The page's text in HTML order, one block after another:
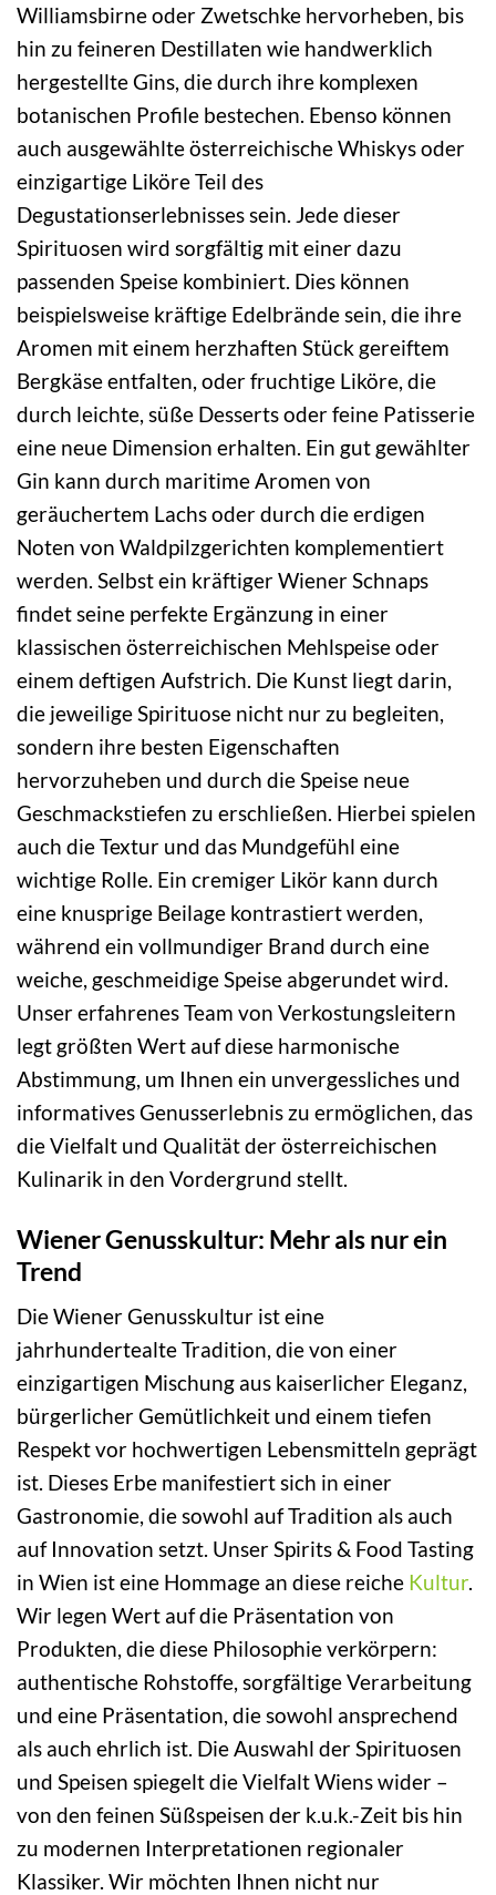
Williamsbirne oder Zwetschke hervorheben, bis
hin zu feineren Destillaten wie handwerklich
hergestellte Gins, die durch ihre komplexen
botanischen Profile bestechen. Ebenso können
auch ausgewählte österreichische Whiskys oder
einzigartige Liköre Teil des
Degustationserlebnisses sein. Jede dieser
Spirituosen wird sorgfältig mit einer dazu
passenden Speise kombiniert. Dies können
beispielsweise kräftige Edelbrände sein, die ihre
Aromen mit einem herzhaften Stück gereiftem
Bergkäse entfalten, oder fruchtige Liköre, die
durch leichte, süße Desserts oder feine Patisserie
eine neue Dimension erhalten. Ein gut gewählter
Gin kann durch maritime Aromen von
geräuchertem Lachs oder durch die erdigen
Noten von Waldpilzgerichten komplementiert
werden. Selbst ein kräftiger Wiener Schnaps
findet seine perfekte Ergänzung in einer
klassischen österreichischen Mehlspeise oder
einem deftigen Aufstrich. Die Kunst liegt darin,
die jeweilige Spirituose nicht nur zu begleiten,
sondern ihre besten Eigenschaften
hervorzuheben und durch die Speise neue
Geschmackstiefen zu erschließen. Hierbei spielen
auch die Textur und das Mundgefühl eine
wichtige Rolle. Ein cremiger Likör kann durch
eine knusprige Beilage kontrastiert werden,
während ein vollmundiger Brand durch eine
weiche, geschmeidige Speise abgerundet wird.
Unser erfahrenes Team von Verkostungsleitern
legt größten Wert auf diese harmonische
Abstimmung, um Ihnen ein unvergessliches und
informatives Genusserlebnis zu ermöglichen, das
die Vielfalt und Qualität der österreichischen
Kulinarik in den Vordergrund stellt.
Wiener Genusskultur: Mehr als nur ein
Trend
Die Wiener Genusskultur ist eine
jahrhundertealte Tradition, die von einer
einzigartigen Mischung aus kaiserlicher Eleganz,
bürgerlicher Gemütlichkeit und einem tiefen
Respekt vor hochwertigen Lebensmitteln geprägt
ist. Dieses Erbe manifestiert sich in einer
Gastronomie, die sowohl auf Tradition als auch
auf Innovation setzt. Unser Spirits & Food Tasting
in Wien ist eine Hommage an diese reiche Kultur.
Wir legen Wert auf die Präsentation von
Produkten, die diese Philosophie verkörpern:
authentische Rohstoffe, sorgfältige Verarbeitung
und eine Präsentation, die sowohl ansprechend
als auch ehrlich ist. Die Auswahl der Spirituosen
und Speisen spiegelt die Vielfalt Wiens wider –
von den feinen Süßspeisen der k.u.k.-Zeit bis hin
zu modernen Interpretationen regionaler
Klassiker. Wir möchten Ihnen nicht nur